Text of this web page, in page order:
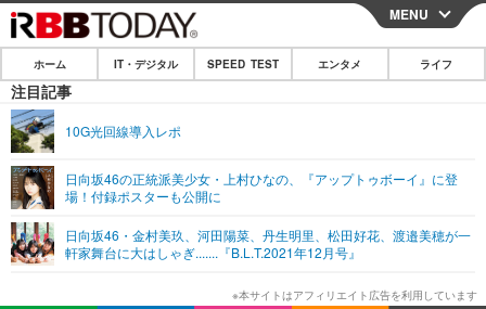
CLOSE
ホーム
IT・デジタル
ネタ
ショッピング その他
SPEED TEST
エンタメ
エンタメTOP 映画・ドラマ
韓国・芸能
ライフ
ライフTOP グルメ
リリース一覧
MENU
ホーム IT・デジタル SPEED TEST エンタメ ライフ
注目記事
10G光回線導入レポ
日向坂46の正統派美少女・上村ひなの、『アップトゥボーイ』に登
場！付録ポスターも公開に
日向坂46・金村美玖、河田陽菜、丹生明里、松田好花、渡邉美穂が一
軒家舞台に大はしゃぎ.......『B.L.T.2021年12月号』